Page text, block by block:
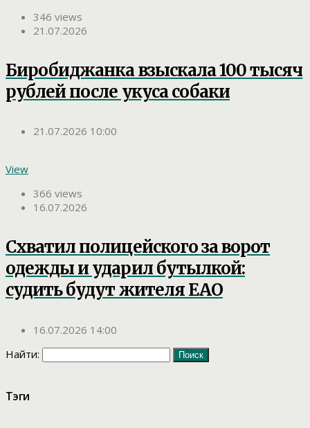
346 views
21.07.2026
Биробиджанка взыскала 100 тысяч
рублей после укуса собаки
21.07.2026 10:00
View
366 views
16.07.2026
Схватил полицейского за ворот
одежды и ударил бутылкой:
судить будут жителя ЕАО
16.07.2026 14:00
Найти:
Тэги